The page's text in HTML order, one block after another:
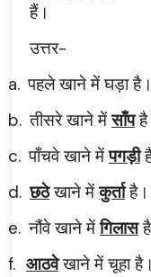
हैं।
उत्तर-
a. पहले खाने में घड़ा है।
b. तीसरे खाने मेंसाँप
c. पाँचवे खाने मेंपगड़ी
d. छठेखाने मेंकुर्ताहै।
e. नौंवे खाने मेंगिलास
f. आठवेखाने में चूहा है।